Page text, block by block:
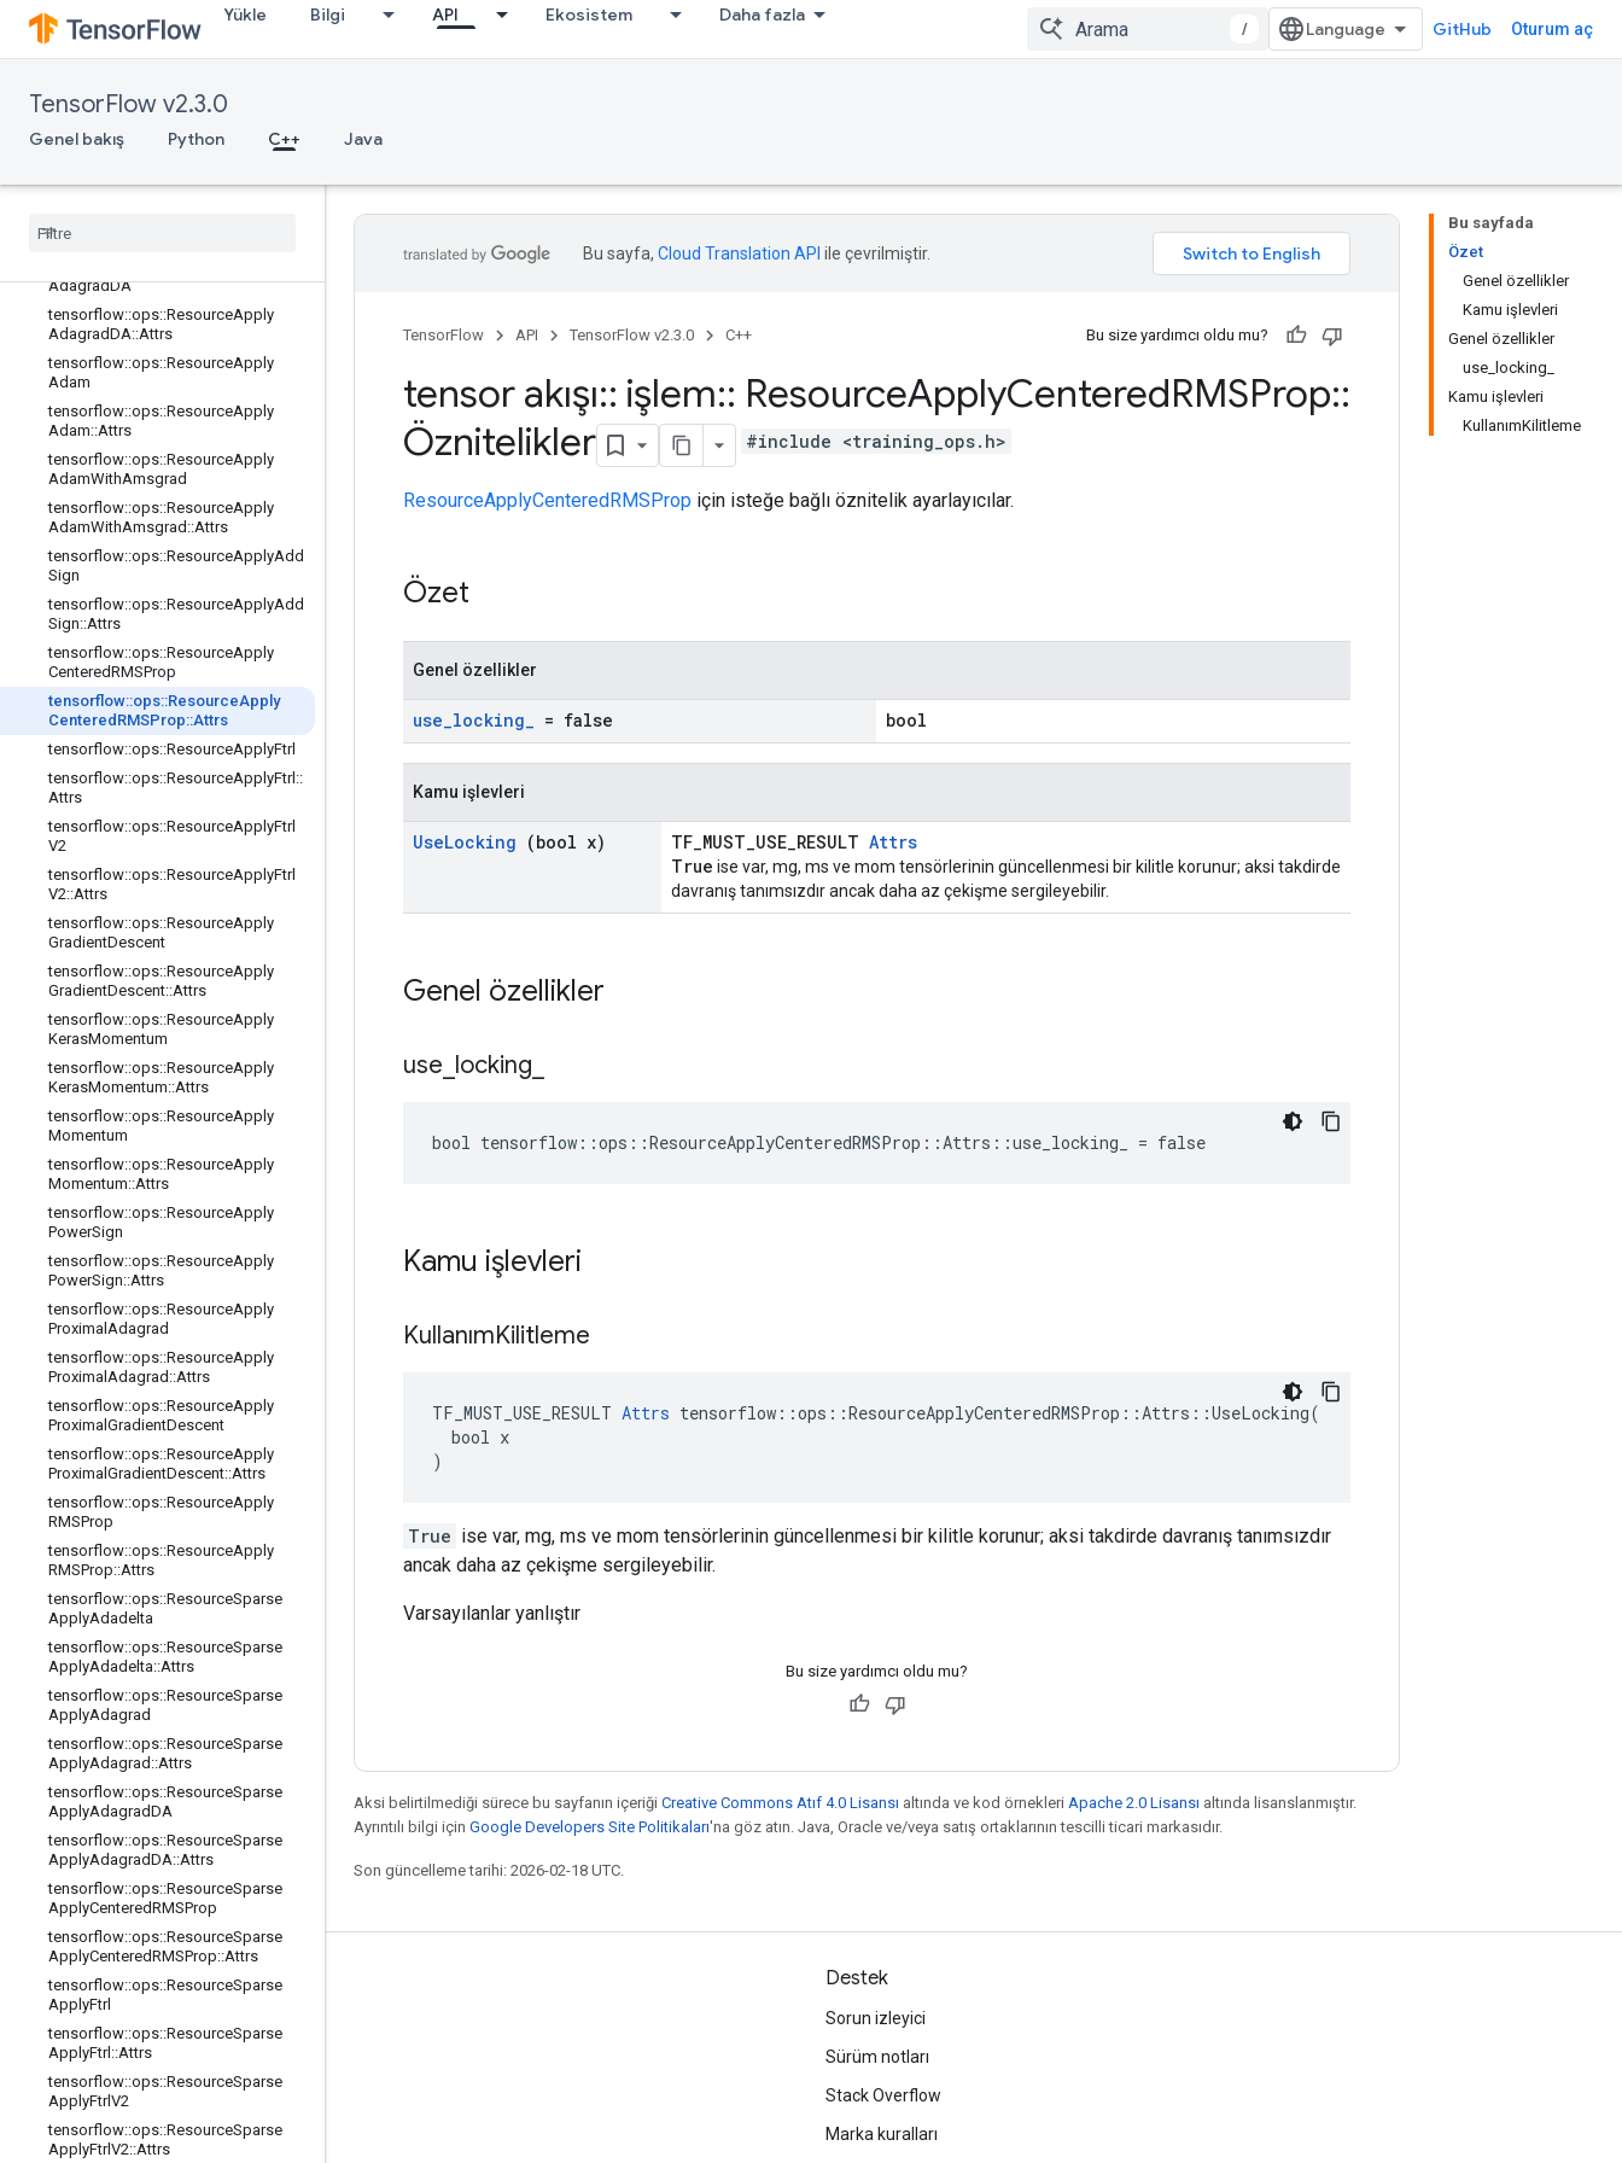
Yükle Bilgi API Ekosistem Daha fazla
/ GitHub Oturum aç
TensorFlow v2.3.0
Genel bakış Python C++ Java
tensorflow::ops::ApplyRMSProp::Attr
s
delta::Attrs
Adagrad
Adagrad
AdagradDA
tensorflow::ops::ResourceApply
AdagradDA::Attrs
tensorflow::ops::ResourceApply
Adam
tensorflow::ops::ResourceApply
Adam::Attrs
tensorflow::ops::ResourceApply
AdamWithAmsgrad
tensorflow::ops::ResourceApply
AdamWithAmsgrad ::Attrs
tensorflow::ops::ResourceApplyAdd
Sign
tensorflow::ops::ResourceApplyAdd
Sign::Attrs
tensorflow::ops::ResourceApply
CenteredRMSProp
tensorflow::ops::ResourceApply
Centered RMSProp::Attrs
tensorflow::ops::ResourceApplyFtrl
tensorflow::ops::ResourceApplyFtrl ::
Attrs
tensorflow::ops::ResourceApplyFtrl
V2
tensorflow::ops::ResourceApplyFtrl
V2::Attrs
tensorflow::ops::ResourceApply
GradientDescent
tensorflow::ops::ResourceApply
GradientDescent::Attrs
tensorflow::ops::ResourceApply
KerasMomentum
tensorflow::ops::ResourceApply
KerasMomentum::Attrs
tensorflow::ops::ResourceApply
Momentum
tensorflow::ops::ResourceApply
Momentum::Attrs
tensorflow::ops::ResourceApply
PowerSign
tensorflow::ops::ResourceApply
PowerSign::Attrs
tensorflow::ops::ResourceApply
Proximal Adagrad
tensorflow::ops::ResourceApply
Proximal Adagrad ::Attrs
tensorflow::ops::ResourceApply
Proximal GradientDescent
tensorflow::ops::ResourceApply
Proximal GradientDescent::Attrs
tensorflow::ops::ResourceApply
RMSProp
tensorflow::ops::ResourceApply
RMSProp::Attrs
tensorflow::ops::ResourceSparse
ApplyAdadelta
tensorflow::ops::ResourceSparse
ApplyAdadelta::Attrs
tensorflow::ops::ResourceSparse
ApplyAdagrad
tensorflow::ops::ResourceSparse
ApplyAdagrad ::Attrs
tensorflow::ops::ResourceSparse
ApplyAdagradDA
tensorflow::ops::ResourceSparse
ApplyAdagradDA::Attrs
tensorflow::ops::ResourceSparse
ApplyCenteredRMSProp
tensorflow::ops::ResourceSparse
ApplyCenteredRMSProp::Attrs
tensorflow::ops::ResourceSparse
ApplyFtrl
tensorflow::ops::ResourceSparse
ApplyFtrl ::Attrs
tensorflow::ops::ResourceSparse
ApplyFtrlV2
tensorflow::ops::ResourceSparse
ApplyFtrlV2::Attrs
Bu sayfada
Özet
Genel özellikler
Kamu işlevleri
Genel özellikler
use_locking_
Kamu işlevleri
KullanımKilitleme
Bu sayfa, Cloud Translation API ile çevrilmiştir.
TensorFlow API TensorFlow v2.3.0 C++ Bu size yardımcı oldu mu?
tensor akışı:: işlem:: ResourceApplyCenteredRMSProp::
Öznitelikler
#include <training_ops.h>
ResourceApplyCenteredRMSProp için isteğe bağlı öznitelik ayarlayıcılar.
Özet
Genel özellikler
use_locking_ = false bool
Kamu işlevleri
UseLocking (bool x) TF_MUST_USE_RESULT Attrs
True ise var, mg, ms ve mom tensörlerinin güncellenmesi bir kilitle korunur; aksi takdirde
davranış tanımsızdır ancak daha az çekişme sergileyebilir.
Genel özellikler
use locking
bool tensorflow::ops::ResourceApplyCenteredRMSProp::Attrs::use_locking_ = false
Kamu işlevleri
KullanımKilitleme
TF_MUST_USE_RESULT Attrs tensorflow::ops::ResourceApplyCenteredRMSProp::Attrs::UseLocking(
  bool x
)
True ise var, mg, ms ve mom tensörlerinin güncellenmesi bir kilitle korunur; aksi takdirde davranış tanımsızdır
ancak daha az çekişme sergileyebilir.
Varsayılanlar yanlıştır
Bu size yardımcı oldu mu?
Aksi belirtilmediği sürece bu sayfanın içeriği Creative Commons Atıf 4.0 Lisansı altında ve kod örnekleri Apache 2.0 Lisansı altında lisanslanmıştır.
Ayrıntılı bilgi için Google Developers Site Politikaları'na göz atın. Java, Oracle ve/veya satış ortaklarının tescilli ticari markasıdır.
Son güncelleme tarihi: 2026-02-18 UTC.
Bağlı kalma
Blog
Forum
GitHub
Twitter
Destek
Sorun izleyici
Sürüm notları
Stack Overflow
Marka kuralları